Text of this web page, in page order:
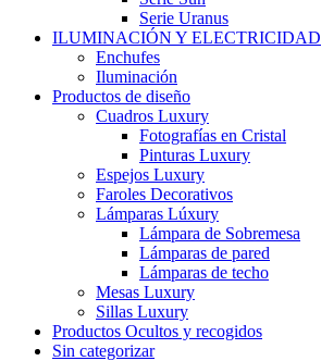
Serie Uranus
ILUMINACIÓN Y ELECTRICIDAD
Enchufes
Iluminación
Productos de diseño
Cuadros Luxury
Fotografías en Cristal
Pinturas Luxury
Espejos Luxury
Faroles Decorativos
Lámparas Lúxury
Lámpara de Sobremesa
Lámparas de pared
Lámparas de techo
Mesas Luxury
Sillas Luxury
Productos Ocultos y recogidos
Sin categorizar